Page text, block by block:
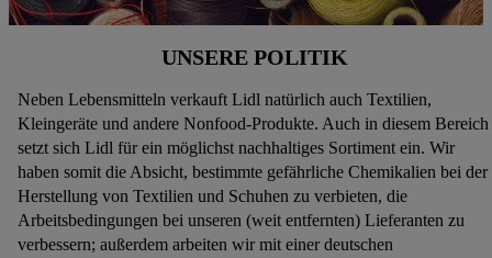
UNSERE POLITIK
Neben Lebensmitteln verkauft Lidl natürlich auch Textilien,
Kleingeräte und andere Nonfood-Produkte. Auch in diesem Bereich
setzt sich Lidl für ein möglichst nachhaltiges Sortiment ein. Wir
haben somit die Absicht, bestimmte gefährliche Chemikalien bei der
Herstellung von Textilien und Schuhen zu verbieten, die
Arbeitsbedingungen bei unseren (weit entfernten) Lieferanten zu
verbessern; außerdem arbeiten wir mit einer deutschen